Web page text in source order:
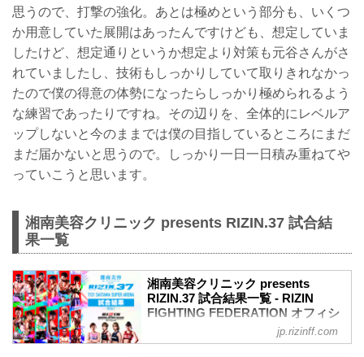
思うので、打撃の強化。あとは極めという部分も、いくつ
か用意していた展開はあったんですけども、想定していま
したけど、想定通りというか想定より対策も元谷さんがさ
れていましたし、技術もしっかりしていて取りきれなかっ
たので僕の得意の体勢になったらしっかり極められるよう
な練習であったりですね。その辺りを、全体的にレベルア
ップしないと今のままでは僕の目指しているところにまだ
まだ届かないと思うので。しっかり一日一日積み重ねてや
っていこうと思います。
湘南美容クリニック presents RIZIN.37 試合結
果一覧
湘南美容クリニック presents
RIZIN.37 試合結果一覧 - RIZIN
FIGHTING FEDERATION オフィシ
jp.rizinff.com